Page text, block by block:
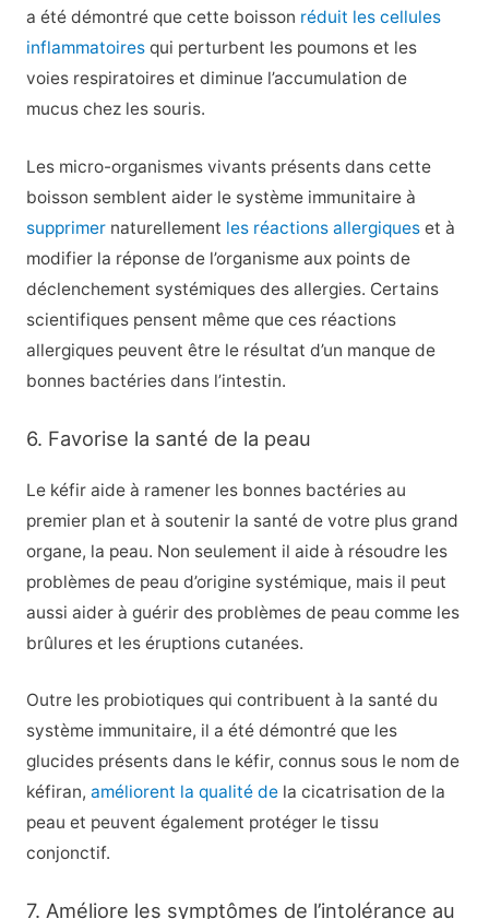
a été démontré que cette boisson réduit les cellules
inflammatoiresqui perturbent les poumons et les
voies respiratoires et diminue l’accumulation de
mucus chez les souris.
Les micro-organismes vivants présents dans cette
boisson semblent aider le système immunitaire à
supprimernaturellement les réactions allergiqueset à
modifier la réponse de l’organisme aux points de
déclenchement systémiques des allergies. Certains
scientifiques pensent même que ces réactions
allergiques peuvent être le résultat d’un manque de
bonnes bactéries dans l’intestin.
6. Favorise la santé de la peau
Le kéfir aide à ramener les bonnes bactéries au
premier plan et à soutenir la santé de votre plus grand
organe, la peau. Non seulement il aide à résoudre les
problèmes de peau d’origine systémique, mais il peut
aussi aider à guérir des problèmes de peau comme les
brûlures et les éruptions cutanées.
Outre les probiotiques qui contribuent à la santé du
système immunitaire, il a été démontré que les
glucides présents dans le kéfir, connus sous le nom de
kéfiran, améliorent la qualité dela cicatrisation de la
peau et peuvent également protéger le tissu
conjonctif.
7. Améliore les symptômes de l’intolérance au